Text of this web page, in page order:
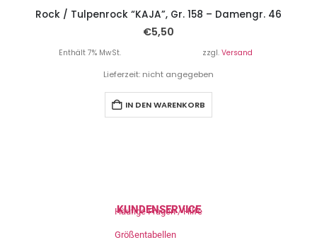
Rock / Tulpenrock “KAJA”, Gr. 158 – Damengr. 46
€5,50
Enthält 7% MwSt. zzgl. Versand
Lieferzeit: nicht angegeben
IN DEN WARENKORB
KUNDENSERVICE
Häufige Fragen / Hilfe
Größentabellen